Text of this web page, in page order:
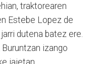
traktorearen
Estebe Lopez de
dutena batez ere.
izango
jaietan.